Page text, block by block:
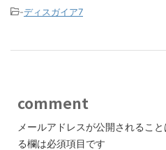
-ディスガイア7
comment
メールアドレスが公開されること
る欄は必須項目です